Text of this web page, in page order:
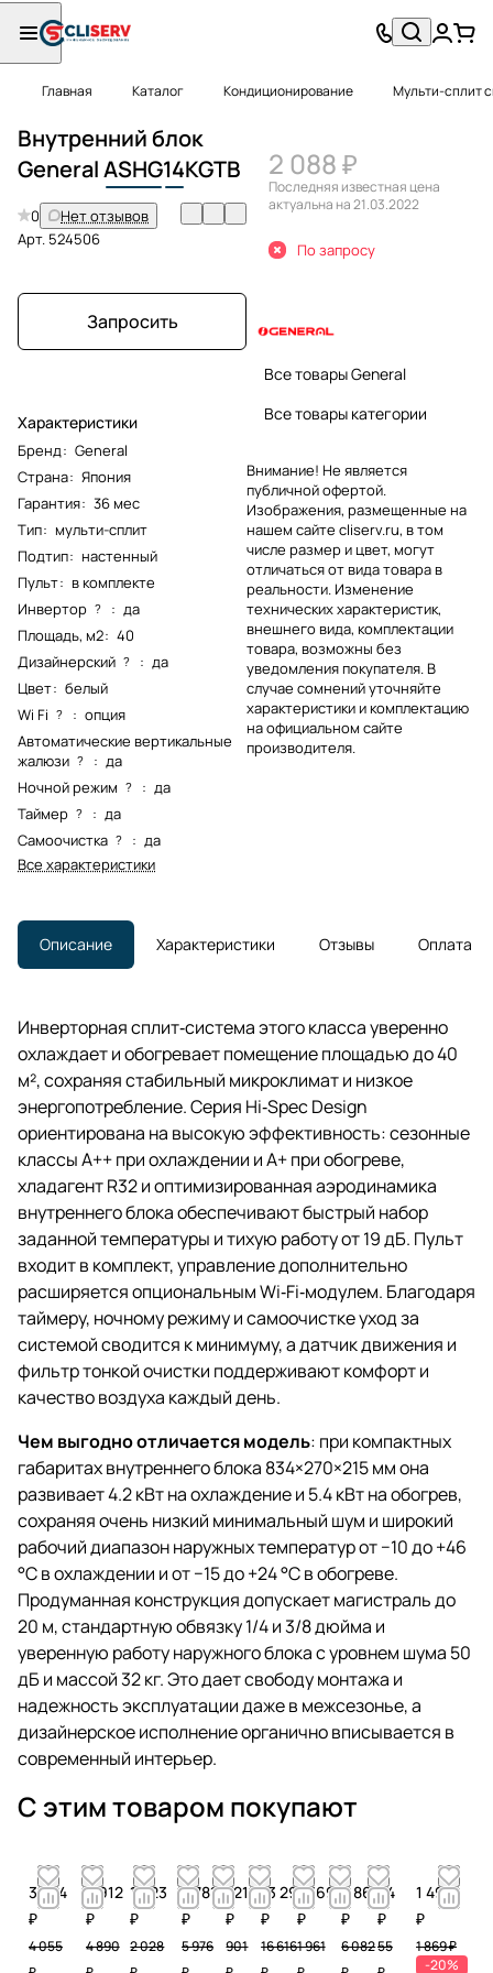
Главная Каталог Кондиционирование Мульти-сплит
Внутренний блок
GeneralASHG14KGTB
0
Нет отзывов
Арт. 524506
Запросить
Характеристики
Бренд: General
Страна: Япония
Гарантия: 36 мес
Тип: мульти-сплит
Подтип: настенный
Пульт: в комплекте
Инвертор ? : да
Площадь, м2: 40
Дизайнерский ? : да
Цвет: белый
Wi Fi ? : опция
Автоматические вертикальные
жалюзи ? : да
Ночной режим ? : да
Таймер ? : да
Самоочистка ? : да
Все характеристики
2 088 ₽
Последняя известная цена
актуальна на 21.03.2022
По запросу
Все товары General
Все товары категории
Внимание! Не является
публичной офертой.
Изображения, размещенные на
нашем сайте cliserv.ru, в том
числе размер и цвет, могут
отличаться от вида товара в
реальности. Изменение
технических характеристик,
внешнего вида, комплектации
товара, возможны без
уведомления покупателя. В
случае сомнений уточняйте
характеристики и комплектацию
на официальном сайте
производителя.
Описание Характеристики Отзывы Оплата
Инверторная сплит‑система этого класса уверенно
охлаждает и обогревает помещение площадью до 40
м², сохраняя стабильный микроклимат и низкое
энергопотребление. Серия Hi‑Spec Design
ориентирована на высокую эффективность: сезонные
классы A++ при охлаждении и A+ при обогреве,
хладагент R32 и оптимизированная аэродинамика
внутреннего блока обеспечивают быстрый набор
заданной температуры и тихую работу от 19 дБ. Пульт
входит в комплект, управление дополнительно
расширяется опциональным Wi‑Fi‑модулем. Благодаря
таймеру, ночному режиму и самоочистке уход за
системой сводится к минимуму, а датчик движения и
фильтр тонкой очистки поддерживают комфорт и
качество воздуха каждый день.
Чем выгодно отличается модель: при компактных
габаритах внутреннего блока 834×270×215 мм она
развивает 4.2 кВт на охлаждение и 5.4 кВт на обогрев,
сохраняя очень низкий минимальный шум и широкий
рабочий диапазон наружных температур от −10 до +46
°C в охлаждении и от −15 до +24 °C в обогреве.
Продуманная конструкция допускает магистраль до
20 м, стандартную обвязку 1/4 и 3/8 дюйма и
уверенную работу наружного блока с уровнем шума 50
дБ и массой 32 кг. Это дает свободу монтажа и
надежность эксплуатации даже в межсезонье, а
дизайнерское исполнение органично вписывается в
современный интерьер.
С этим товаром покупают
3 244
₽
4 055
3 912
₽
4 890
1 623
₽
2 028
4 781
₽
5 976
721
₽
901
13 293
₽
16 616
1 569
₽
1 961
4 866
₽
6 082
44
₽
55
1 496
₽
1 869 ₽
-20%